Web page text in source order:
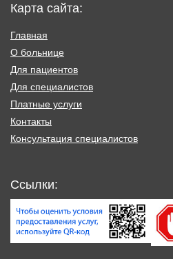
Карта сайта:
Главная
О больнице
Для пациентов
Для специалистов
Платные услуги
Контакты
Консультация специалистов
Ссылки: